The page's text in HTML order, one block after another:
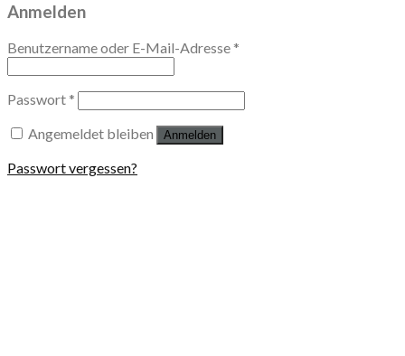
Anmelden
Benutzername oder E-Mail-Adresse *
Passwort *
Angemeldet bleiben
Anmelden
Passwort vergessen?